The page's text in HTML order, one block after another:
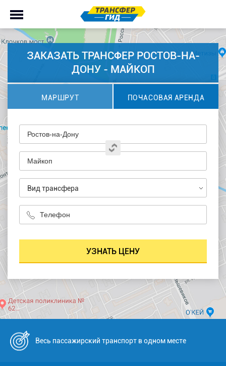
ЗАКАЗАТЬ ТРАНСФЕР РОСТОВ-НА-
ДОНУ - МАЙКОП
МАРШРУТ ПОЧАСОВАЯ АРЕНДА
Вид трансфера
Весь пассажирский транспорт в одном месте